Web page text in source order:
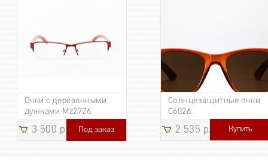
Очки с деревянными
дужками Mz2726
3 500 р. Под заказ
Солнцезащитные очки
C6026.
2 535 р. 3 185
Купить